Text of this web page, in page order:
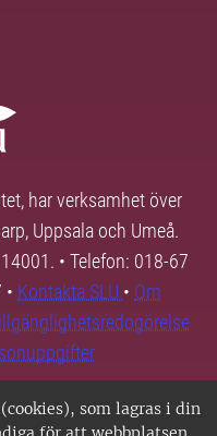
som lagras i din
har verksamhet över
Uppsala och Umeå.
• Telefon: 018-67
Kontakta SLU • Om